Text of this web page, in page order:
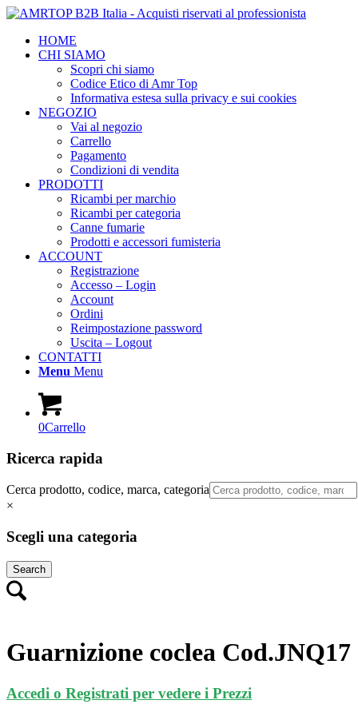
HOME
CHI SIAMO
Scopri chi siamo
Codice Etico di Amr Top
Informativa estesa sulla privacy e sui cookies
NEGOZIO
Vai al negozio
Carrello
Pagamento
Condizioni di vendita
PRODOTTI
Ricambi per marchio
Ricambi per categoria
Canne fumarie
Prodotti e accessori fumisteria
ACCOUNT
Registrazione
Accesso – Login
Account
Ordini
Reimpostazione password
Uscita – Logout
CONTATTI
Menu Menu
0Carrello
Ricerca rapida
Cerca prodotto, codice, marca, categoria
×
Scegli una categoria
Search
Guarnizione coclea Cod.JNQ17
Accedi o Registrati per vedere i Prezzi